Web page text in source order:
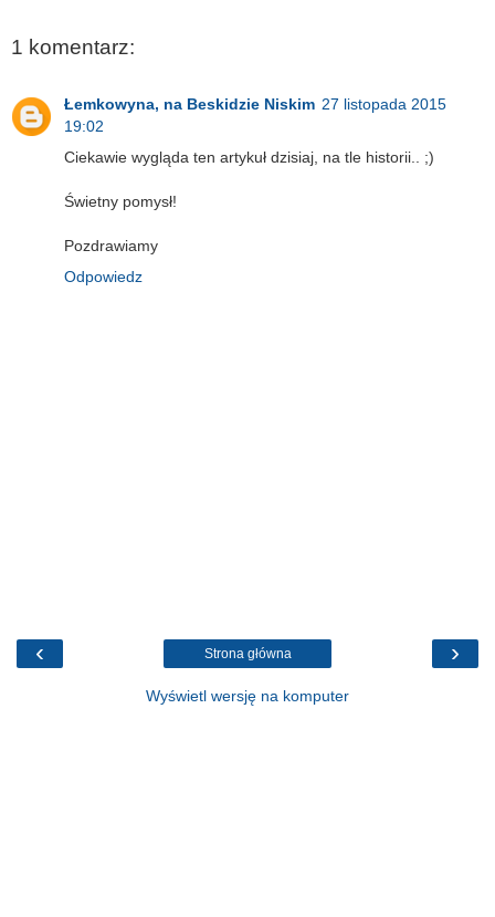
1 komentarz:
Łemkowyna, na Beskidzie Niskim 27 listopada 2015
19:02
Ciekawie wygląda ten artykuł dzisiaj, na tle historii.. ;)
Świetny pomysł!
Pozdrawiamy
Odpowiedz
‹ ›
Strona główna
Wyświetl wersję na komputer